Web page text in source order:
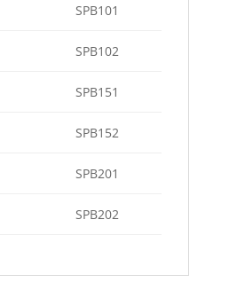
SPB101
SPB102
SPB151
SPB152
SPB201
SPB202